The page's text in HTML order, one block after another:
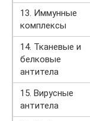
13. Иммунные
комплексы
14. Тканевые и
белковые
антитела
15. Вирусные
антитела